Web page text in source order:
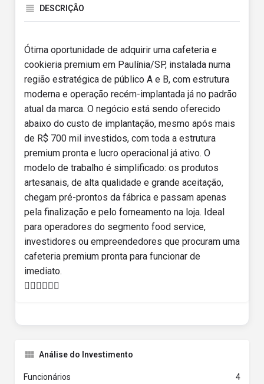
DESCRIÇÃO
Ótima oportunidade de adquirir uma cafeteria e
cookieria premium em Paulínia/SP, instalada numa
região estratégica de público A e B, com estrutura
moderna e operação recém-implantada já no padrão
atual da marca. O negócio está sendo oferecido
abaixo do custo de implantação, mesmo após mais
de R$ 700 mil investidos, com toda a estrutura
premium pronta e lucro operacional já ativo. O
modelo de trabalho é simplificado: os produtos
artesanais, de alta qualidade e grande aceitação,
chegam pré-prontos da fábrica e passam apenas
pela finalização e pelo forneamento na loja. Ideal
para operadores do segmento food service,
investidores ou empreendedores que procuram uma
cafeteria premium pronta para funcionar de
imediato.

Análise do Investimento
Funcionários 4